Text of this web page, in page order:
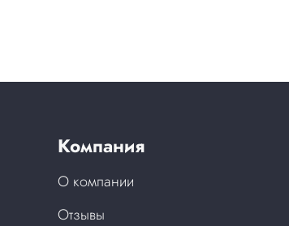
Компания
О компании
Отзывы